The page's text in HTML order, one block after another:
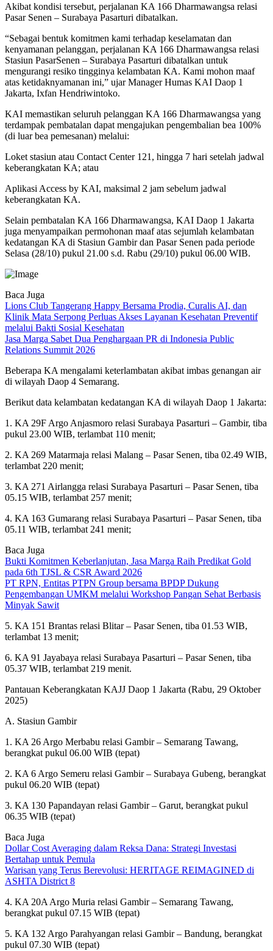
Akibat kondisi tersebut, perjalanan KA 166 Dharmawangsa relasi
Pasar Senen – Surabaya Pasarturi dibatalkan.
“Sebagai bentuk komitmen kami terhadap keselamatan dan
kenyamanan pelanggan, perjalanan KA 166 Dharmawangsa relasi
Stasiun PasarSenen – Surabaya Pasarturi dibatalkan untuk
mengurangi resiko tingginya kelambatan KA. Kami mohon maaf
atas ketidaknyamanan ini,” ujar Manager Humas KAI Daop 1
Jakarta, Ixfan Hendriwintoko.
KAI memastikan seluruh pelanggan KA 166 Dharmawangsa yang
terdampak pembatalan dapat mengajukan pengembalian bea 100%
(di luar bea pemesanan) melalui:
Loket stasiun atau Contact Center 121, hingga 7 hari setelah jadwal
keberangkatan KA; atau
Aplikasi Access by KAI, maksimal 2 jam sebelum jadwal
keberangkatan KA.
Selain pembatalan KA 166 Dharmawangsa, KAI Daop 1 Jakarta
juga menyampaikan permohonan maaf atas sejumlah kelambatan
kedatangan KA di Stasiun Gambir dan Pasar Senen pada periode
Selasa (28/10) pukul 21.00 s.d. Rabu (29/10) pukul 06.00 WIB.
Baca Juga
Lions Club Tangerang Happy Bersama Prodia, Curalis AI, dan
Klinik Mata Serpong Perluas Akses Layanan Kesehatan Preventif
melalui Bakti Sosial Kesehatan
Jasa Marga Sabet Dua Penghargaan PR di Indonesia Public
Relations Summit 2026
Beberapa KA mengalami keterlambatan akibat imbas genangan air
di wilayah Daop 4 Semarang.
Berikut data kelambatan kedatangan KA di wilayah Daop 1 Jakarta:
1. KA 29F Argo Anjasmoro relasi Surabaya Pasarturi – Gambir, tiba
pukul 23.00 WIB, terlambat 110 menit;
2. KA 269 Matarmaja relasi Malang – Pasar Senen, tiba 02.49 WIB,
terlambat 220 menit;
3. KA 271 Airlangga relasi Surabaya Pasarturi – Pasar Senen, tiba
05.15 WIB, terlambat 257 menit;
4. KA 163 Gumarang relasi Surabaya Pasarturi – Pasar Senen, tiba
05.11 WIB, terlambat 241 menit;
Baca Juga
Bukti Komitmen Keberlanjutan, Jasa Marga Raih Predikat Gold
pada 6th TJSL & CSR Award 2026
PT RPN, Entitas PTPN Group bersama BPDP Dukung
Pengembangan UMKM melalui Workshop Pangan Sehat Berbasis
Minyak Sawit
5. KA 151 Brantas relasi Blitar – Pasar Senen, tiba 01.53 WIB,
terlambat 13 menit;
6. KA 91 Jayabaya relasi Surabaya Pasarturi – Pasar Senen, tiba
05.37 WIB, terlambat 219 menit.
Pantauan Keberangkatan KAJJ Daop 1 Jakarta (Rabu, 29 Oktober
2025)
A. Stasiun Gambir
1. KA 26 Argo Merbabu relasi Gambir – Semarang Tawang,
berangkat pukul 06.00 WIB (tepat)
2. KA 6 Argo Semeru relasi Gambir – Surabaya Gubeng, berangkat
pukul 06.20 WIB (tepat)
3. KA 130 Papandayan relasi Gambir – Garut, berangkat pukul
06.35 WIB (tepat)
Baca Juga
Dollar Cost Averaging dalam Reksa Dana: Strategi Investasi
Bertahap untuk Pemula
Warisan yang Terus Berevolusi: HERITAGE REIMAGINED di
ASHTA District 8
4. KA 20A Argo Muria relasi Gambir – Semarang Tawang,
berangkat pukul 07.15 WIB (tepat)
5. KA 132 Argo Parahyangan relasi Gambir – Bandung, berangkat
pukul 07.30 WIB (tepat)